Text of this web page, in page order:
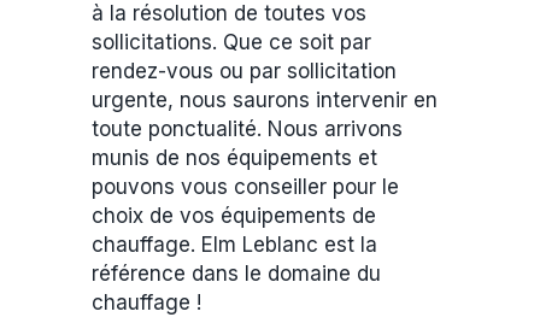
à la résolution de toutes vos
sollicitations. Que ce soit par
rendez-vous ou par sollicitation
urgente, nous saurons intervenir en
toute ponctualité. Nous arrivons
munis de nos équipements et
pouvons vous conseiller pour le
choix de vos équipements de
chauffage. Elm Leblanc est la
référence dans le domaine du
chauffage !